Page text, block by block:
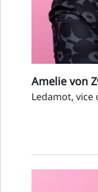
Amelie von
Ledamot,